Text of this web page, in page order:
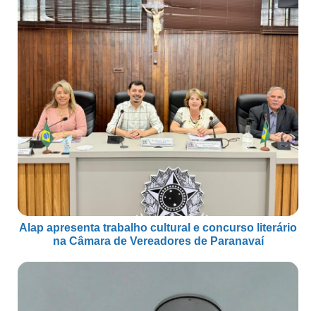
Alap apresenta trabalho cultural e concurso literário
na Câmara de Vereadores de Paranavaí